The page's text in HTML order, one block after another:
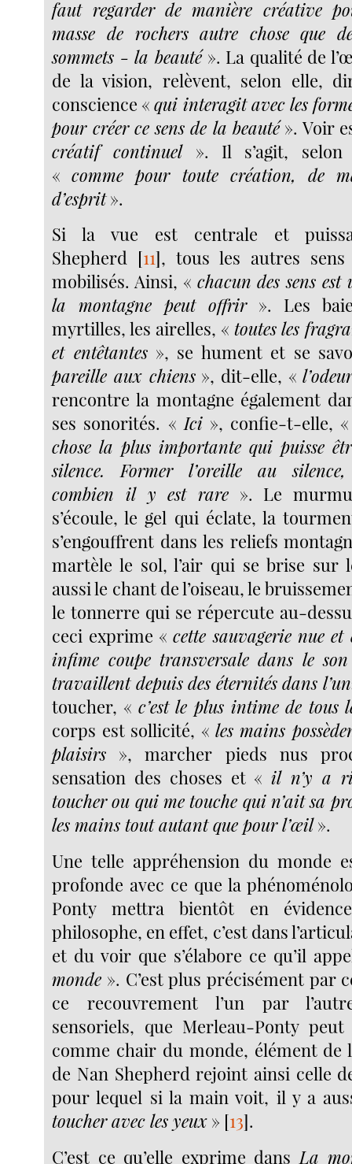
faut regarder de manière créative
masse de rochers autre chose que
sommets - la beauté». La qualité de
de la vision, relèvent, selon elle,
conscience «qui interagit avec les
pour créer ce sens de la beauté». Voir
créatif continuel». Il s’agit, selon
«comme pour toute création, de
d’esprit».
Si la vue est centrale et
Shepherd [11], tous les autres sens
mobilisés. Ainsi, « chacun des sens est
la montagne peut offrir». Les
myrtilles, les airelles, « toutes les
et entêtantes», se hument et se
pareille aux chiens», dit-elle, «
rencontre la montagne également
ses sonorités. «Ici», confie-t-elle,
chose la plus importante qui puisse
silence. Former l’oreille au
combien il y est rare». Le
s’écoule, le gel qui éclate, la
s’engouffrent dans les reliefs
martèle le sol, l’air qui se brise sur
aussi le chant de l’oiseau, le
le tonnerre qui se répercute au-
ceci exprime «cette sauvagerie nue et
infime coupe transversale dans le
travaillent depuis des éternités dans
toucher, « c’est le plus intime de tous
corps est sollicité, « les mains
plaisirs », marcher pieds nus
sensation des choses et «il n’y a
toucher ou qui me touche qui n’ait sa
les mains tout autant que pour l’œil».
Une telle appréhension du monde
profonde avec ce que la
Ponty mettra bientôt en évidence
philosophe, en effet, c’est dans
et du voir que s’élabore ce qu’il
monde ». C’est plus précisément par
ce recouvrement l’un par
sensoriels, que Merleau-Ponty
comme chair du monde, élément de
de Nan Shepherd rejoint ainsi celle
pour lequel si la main voit, il y a
toucher avec les yeux » [13].
C’est ce qu’elle exprime dans La